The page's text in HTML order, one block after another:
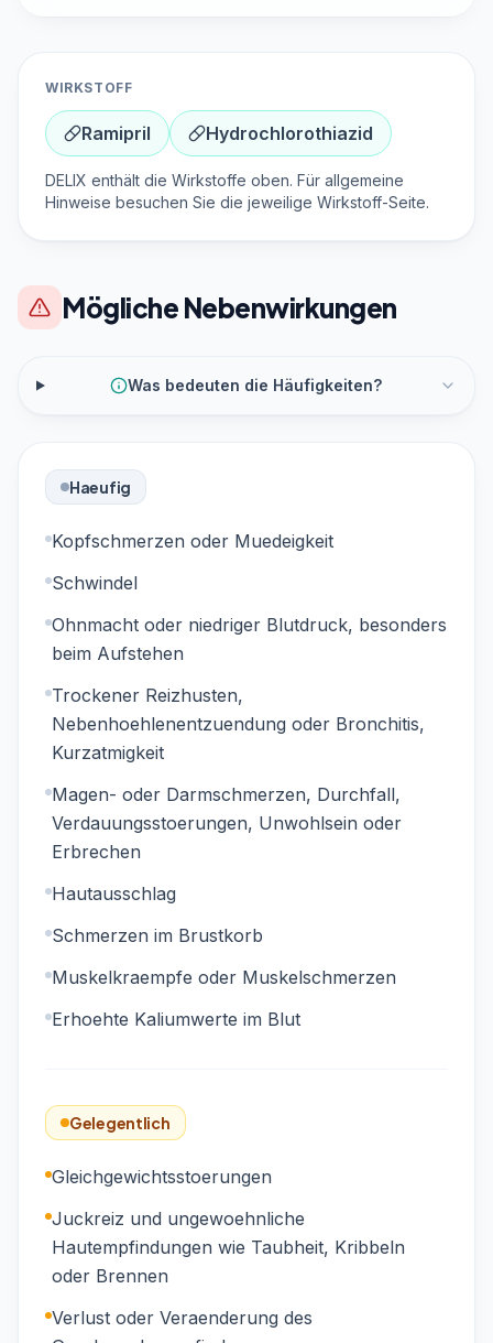
WIRKSTOFF
Ramipril Hydrochlorothiazid
DELIX enthält die Wirkstoffe oben. Für allgemeine
Hinweise besuchen Sie die jeweilige Wirkstoff-Seite.
Mögliche Nebenwirkungen
Was bedeuten die Häufigkeiten?
Haeufig
Kopfschmerzen oder Muedeigkeit
Schwindel
Ohnmacht oder niedriger Blutdruck, besonders
beim Aufstehen
Trockener Reizhusten,
Nebenhoehlenentzuendung oder Bronchitis,
Kurzatmigkeit
Magen- oder Darmschmerzen, Durchfall,
Verdauungsstoerungen, Unwohlsein oder
Erbrechen
Hautausschlag
Schmerzen im Brustkorb
Muskelkraempfe oder Muskelschmerzen
Erhoehte Kaliumwerte im Blut
Gelegentlich
Gleichgewichtsstoerungen
Juckreiz und ungewoehnliche
Hautempfindungen wie Taubheit, Kribbeln
oder Brennen
Verlust oder Veraenderung des